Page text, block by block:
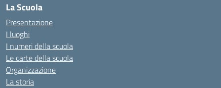
La Scuola
Presentazione
I luoghi
I numeri della scuola
Le carte della scuola
Organizzazione
La storia